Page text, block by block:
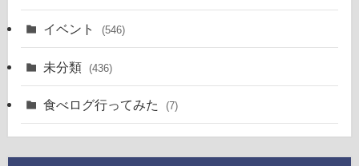
イベント (546)
未分類 (436)
食べログ行ってみた (7)